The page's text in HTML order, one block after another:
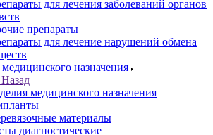
для лечения заболеваний органов
препараты
для лечение нарушений обмена
назначения
Назад
медицинского назначения
материалы
диагностические